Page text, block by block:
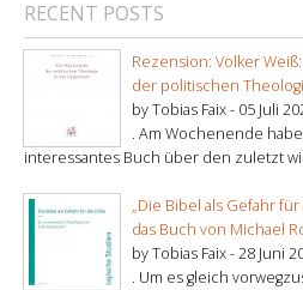
RECENT POSTS
Rezension: Volker
der politischen
by Tobias Faix - 05 Juli
. Am Wochenende
interessantes Buch über den zuletzt
„Die Bibel als Gefahr
das Buch von Michael
by Tobias Faix -28 Juni
. Um es gleich